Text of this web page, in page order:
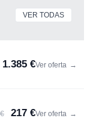
VER TODAS
1.385 €Ver oferta →
217 €Ver oferta →